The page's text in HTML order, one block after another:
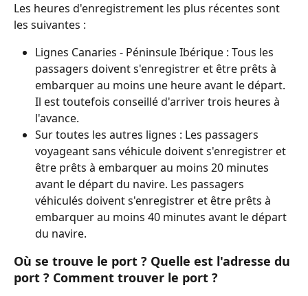
Les heures d'enregistrement les plus récentes sont
les suivantes :
Lignes Canaries - Péninsule Ibérique : Tous les
passagers doivent s'enregistrer et être prêts à
embarquer au moins une heure avant le départ.
Il est toutefois conseillé d'arriver trois heures à
l'avance.
Sur toutes les autres lignes : Les passagers
voyageant sans véhicule doivent s'enregistrer et
être prêts à embarquer au moins 20 minutes
avant le départ du navire. Les passagers
véhiculés doivent s'enregistrer et être prêts à
embarquer au moins 40 minutes avant le départ
du navire.
Où se trouve le port ? Quelle est l'adresse du
port ? Comment trouver le port ?